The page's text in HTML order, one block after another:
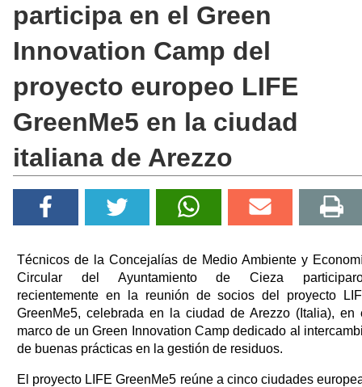
participa en el Green
Innovation Camp del
proyecto europeo LIFE
GreenMe5 en la ciudad
italiana de Arezzo
Técnicos de la Concejalías de Medio Ambiente y
Circular del Ayuntamiento de Cieza
recientemente en la reunión de socios del proyecto
GreenMe5, celebrada en la ciudad de Arezzo (Italia), en
marco de un Green Innovation Camp dedicado al
de buenas prácticas en la gestión de residuos.
El proyecto LIFE GreenMe5 reúne a cinco ciudades